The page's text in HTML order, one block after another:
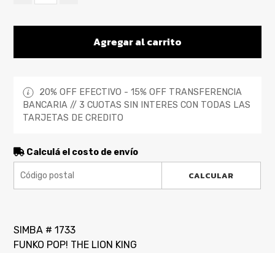
Agregar al carrito
20% OFF EFECTIVO - 15% OFF TRANSFERENCIA
BANCARIA // 3 CUOTAS SIN INTERES CON TODAS LAS
TARJETAS DE CREDITO
Calculá el costo de envío
CALCULAR
SIMBA # 1733
FUNKO POP! THE LION KING